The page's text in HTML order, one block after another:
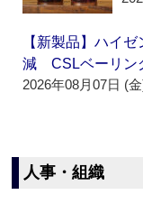
【新製品】ハイ
減 CSLベーリン
2026年08月07日 (
人事・組織